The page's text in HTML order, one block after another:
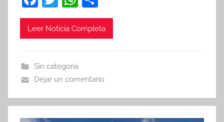
a
c
b
o
o
k
w
itt
h
at
A
p
p
o
m
tir
Leer Noticia Completa
Sin categoría
Dejar un comentario